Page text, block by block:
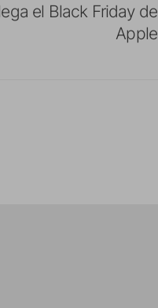
el Black Friday de
Apple